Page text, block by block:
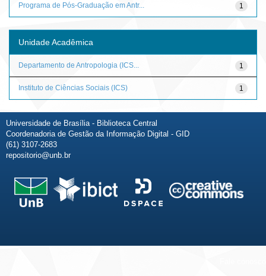
1
Programa de Pós-Graduação em Antr...
Unidade Acadêmica
1
Departamento de Antropologia (ICS...
1
Instituto de Ciências Sociais (ICS)
Universidade de Brasília - Biblioteca Central
Coordenadoria de Gestão da Informação Digital - GID
(61) 3107-2683
repositorio@unb.br